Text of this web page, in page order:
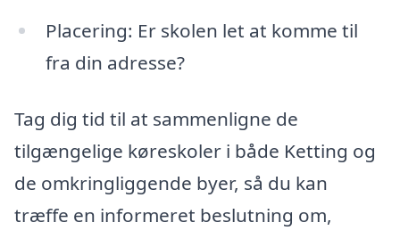
Placering: Er skolen let at komme til
fra din adresse?
Tag dig tid til at sammenligne de
tilgængelige køreskoler i både Ketting og
de omkringliggende byer, så du kan
træffe en informeret beslutning om,